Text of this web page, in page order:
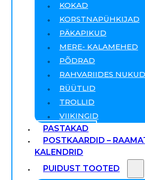
KOKAD
KORSTNAPÜHKIJAD
PÄKAPIKUD
MERE- KALAMEHED
PÕDRAD
RAHVARIIDES NUKUD
RÜÜTLID
TROLLID
VIIKINGID
PASTAKAD
POSTKAARDID –
KALENDRID
PUIDUST TOOTED